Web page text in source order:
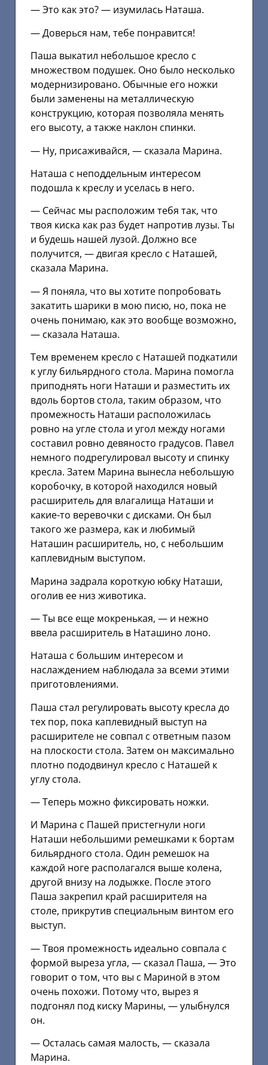
— Это как это? — изумилась Наташа.
— Доверься нам, тебе понравится!
Паша выкатил небольшое кресло с
множеством подушек. Оно было несколько
модернизировано. Обычные его ножки
были заменены на металлическую
конструкцию, которая позволяла менять
его высоту, а также наклон спинки.
— Ну, присаживайся, — сказала Марина.
Наташа с неподдельным интересом
подошла к креслу и уселась в него.
— Сейчас мы расположим тебя так, что
твоя киска как раз будет напротив лузы. Ты
и будешь нашей лузой. Должно все
получится, — двигая кресло с Наташей,
сказала Марина.
— Я поняла, что вы хотите попробовать
закатить шарики в мою писю, но, пока не
очень понимаю, как это вообще возможно,
— сказала Наташа.
Тем временем кресло с Наташей подкатили
к углу бильярдного стола. Марина помогла
приподнять ноги Наташи и разместить их
вдоль бортов стола, таким образом, что
промежность Наташи расположилась
ровно на угле стола и угол между ногами
составил ровно девяносто градусов. Павел
немного подрегулировал высоту и спинку
кресла. Затем Марина вынесла небольшую
коробочку, в которой находился новый
расширитель для влагалища Наташи и
какие-то веревочки с дисками. Он был
такого же размера, как и любимый
Наташин расширитель, но, с небольшим
каплевидным выступом.
Марина задрала короткую юбку Наташи,
оголив ее низ животика.
— Ты все еще мокренькая, — и нежно
ввела расширитель в Наташино лоно.
Наташа с большим интересом и
наслаждением наблюдала за всеми этими
приготовлениями.
Паша стал регулировать высоту кресла до
тех пор, пока каплевидный выступ на
расширителе не совпал с ответным пазом
на плоскости стола. Затем он максимально
плотно пододвинул кресло с Наташей к
углу стола.
— Теперь можно фиксировать ножки.
И Марина с Пашей пристегнули ноги
Наташи небольшими ремешками к бортам
бильярдного стола. Один ремешок на
каждой ноге располагался выше колена,
другой внизу на лодыжке. После этого
Паша закрепил край расширителя на
столе, прикрутив специальным винтом его
выступ.
— Твоя промежность идеально совпала с
формой выреза угла, — сказал Паша, — Это
говорит о том, что вы с Мариной в этом
очень похожи. Потому что, вырез я
подгонял под киску Марины, — улыбнулся
он.
— Осталась самая малость, — сказала
Марина.